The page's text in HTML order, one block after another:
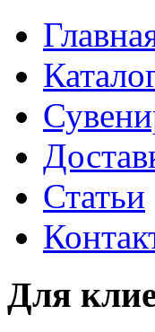
Статьи
Для